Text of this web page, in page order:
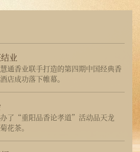
业
通香业联手打造的第四期中国经典香
店成功落下帷幕。
了“重阳品香论孝道”活动品天龙
花茶。